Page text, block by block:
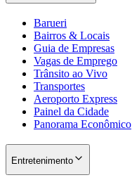
Barueri
Bairros & Locais
Guia de Empresas
Vagas de Emprego
Trânsito ao Vivo
Transportes
Aeroporto Express
Painel da Cidade
Panorama Econômico
Entretenimento